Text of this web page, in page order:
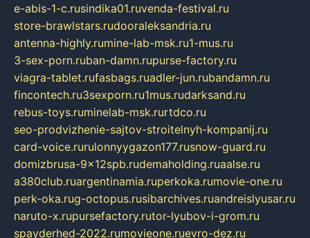
e-abis-1-c.rusindika01.ruvenda-festival.ru
store-brawlstars.rudooraleksandria.ru
antenna-highly.rumine-lab-msk.ru1-mus.ru
3-sex-porn.ruban-damn.rupurse-factory.ru
viagra-tablet.rufasbags.ruadler-jun.rubandamn.ru
fincontech.ru3sexporn.ru1mus.rudarksand.ru
rebus-toys.ruminelab-msk.rurtdco.ru
seo-prodvizhenie-sajtov-stroitelnyh-kompanij.ru
card-voice.rurulonnyygazon177.rusnow-guard.ru
domizbrusa-9x12spb.rudemaholding.ruaalse.ru
a380club.ruargentinamia.ruperkoka.rumovie-one.ru
perk-oka.rug-octopus.rusibarchives.ruandreislyusar.ru
naruto-x.rupursefactory.rutor-lyubov-i-grom.ru
spayderhed-2022.rumovieone.ruevro-dez.ru